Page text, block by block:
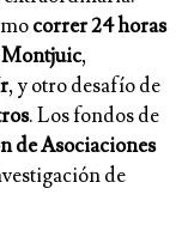
correr 24 horas
Montjuic,
, y otro desafío de
. Los fondos de
de Asociaciones
de